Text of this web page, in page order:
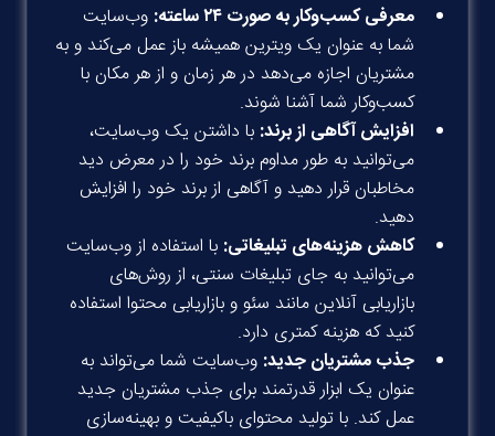
معرفی کسب‌وکار به صورت ۲۴ ساعته:
وب‌سایت
شما به عنوان یک ویترین همیشه باز عمل می‌کند و به
مشتریان اجازه می‌دهد در هر زمان و از هر مکان با
کسب‌وکار شما آشنا شوند.
افزایش آگاهی از برند: با داشتن یک وب‌سایت،
می‌توانید به طور مداوم برند خود را در معرض دید
مخاطبان قرار دهید و آگاهی از برند خود را افزایش
دهید.
کاهش هزینه‌های تبلیغاتی: با استفاده از وب‌سایت
می‌توانید به جای تبلیغات سنتی، از روش‌های
بازاریابی آنلاین مانند سئو و بازاریابی محتوا استفاده
کنید که هزینه کمتری دارد.
جذب مشتریان جدید: وب‌سایت شما می‌تواند به
عنوان یک ابزار قدرتمند برای جذب مشتریان جدید
عمل کند. با تولید محتوای باکیفیت و بهینه‌سازی